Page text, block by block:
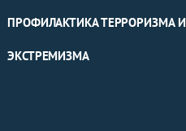
ПРОФИЛАКТИКА ТЕРРОРИЗМА И
ЭКСТРЕМИЗМА